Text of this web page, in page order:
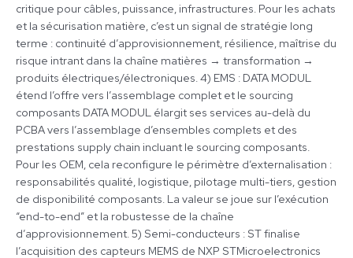
critique pour câbles, puissance, infrastructures. Pour les achats
et la sécurisation matière, c’est un signal de stratégie long
terme : continuité d’approvisionnement, résilience, maîtrise du
risque intrant dans la chaîne matières → transformation →
produits électriques/électroniques. 4) EMS : DATA MODUL
étend l’offre vers l’assemblage complet et le sourcing
composants DATA MODUL élargit ses services au-delà du
PCBA vers l’assemblage d’ensembles complets et des
prestations supply chain incluant le sourcing composants.
Pour les OEM, cela reconfigure le périmètre d’externalisation :
responsabilités qualité, logistique, pilotage multi-tiers, gestion
de disponibilité composants. La valeur se joue sur l’exécution
“end-to-end” et la robustesse de la chaîne
d’approvisionnement. 5) Semi-conducteurs : ST finalise
l’acquisition des capteurs MEMS de NXP STMicroelectronics